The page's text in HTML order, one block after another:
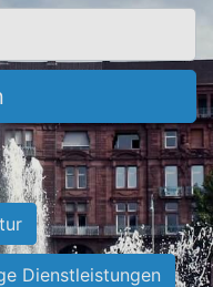
Dienstleistungen